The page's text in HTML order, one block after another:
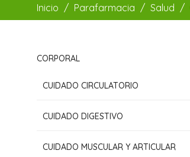
Inicio Parafarmacia Salud
CORPORAL
CUIDADO CIRCULATORIO
CUIDADO DIGESTIVO
CUIDADO MUSCULAR Y ARTICULAR